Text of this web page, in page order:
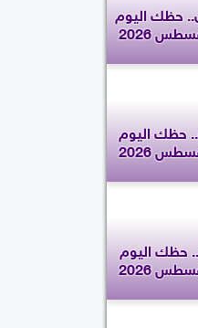
حظك اليوم
حظك اليوم
حظك اليوم